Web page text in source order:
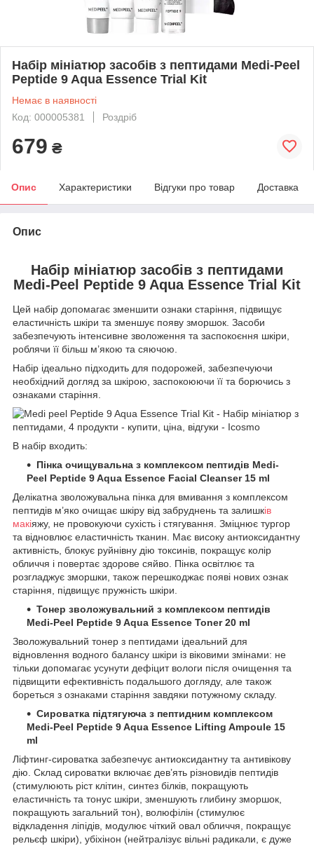
Набір мініатюр засобів з пептидами Medi-Peel
Peptide 9 Aqua Essence Trial Kit
Немає в наявності
Код: 000005381
Роздріб
679 ₴
Опис Характеристики Відгуки про товар Доставка
Опис
Набір мініатюр засобів з пептидами
Medi-Peel Peptide 9 Aqua Essence Trial Kit
Цей набір допомагає зменшити ознаки старіння, підвищує
еластичність шкіри та зменшує появу зморшок. Засоби
забезпечують інтенсивне зволоження та заспокоєння шкіри,
роблячи її більш м’якою та сяючою.
Набір ідеально підходить для подорожей, забезпечуючи
необхідний догляд за шкірою, заспокоюючи її та борючись з
ознаками старіння.
В набір входить:
Пінка очищувальна з комплексом пептидів Medi-
Peel Peptide 9 Aqua Essence Facial Cleanser 15 ml
Делікатна зволожувальна пінка для вмивання з комплексом
пептидів м’яко очищає шкіру від забруднень та залишків
макіяжу, не провокуючи сухість і стягування. Зміцнює тургор
та відновлює еластичність тканин. Має високу антиоксидантну
активність, блокує руйнівну дію токсинів, покращує колір
обличчя і повертає здорове сяйво. Пінка освітлює та
розгладжує зморшки, також перешкоджає появі нових ознак
старіння, підвищує пружність шкіри.
Тонер зволожувальний з комплексом пептидів
Medi-Peel Peptide 9 Aqua Essence Toner 20 ml
Зволожувальний тонер з пептидами ідеальний для
відновлення водного балансу шкіри із віковими змінами: не
тільки допомагає усунути дефіцит вологи після очищення та
підвищити ефективність подальшого догляду, але також
бореться з ознаками старіння завдяки потужному складу.
Сироватка підтягуюча з пептидним комплексом
Medi-Peel Peptide 9 Aqua Essence Lifting Ampoule 15
ml
Ліфтинг-сироватка забезпечує антиоксидантну та антивікову
дію. Склад сироватки включає дев’ять різновидів пептидів
(стимулюють ріст клітин, синтез білків, покращують
еластичність та тонус шкіри, зменшують глибину зморшок,
покращують загальний тон), волюфілін (стимулює
відкладення ліпідів, модулює чіткий овал обличчя, покращує
рельєф шкіри), убіхінон (нейтралізує вільні радикали, є дуже